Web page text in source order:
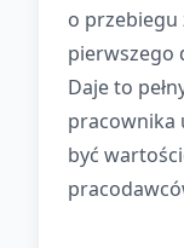
o przebiegu
pierwszego
Daje to
pracownika
być